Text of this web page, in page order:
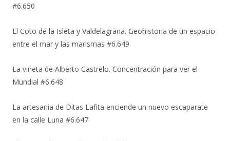
#6.650
El Coto de la Isleta y Valdelagrana. Geohistoria de un espacio
entre el mar y las marismas #6.649
La viñeta de Alberto Castrelo. Concentración para ver el
Mundial #6.648
La artesanía de Ditas Lafita enciende un nuevo escaparate
en la calle Luna #6.647